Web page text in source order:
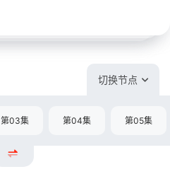
切换节点
第03集 第04集 第05集